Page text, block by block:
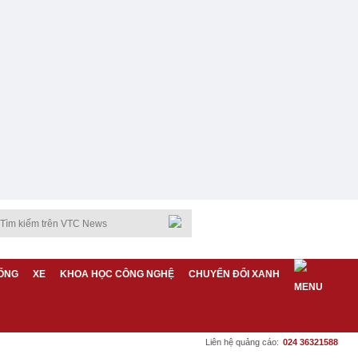
XE KHOA HỌC CÔNG NGHỆ CHUYỂN ĐỔI XANH
Liên hệ quảng cáo: 024 36321588